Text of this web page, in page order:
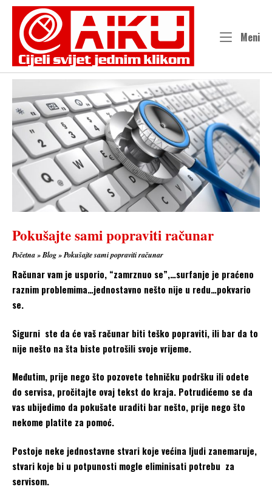
Skip
content
Meni
Pokušajte sami popraviti računar
Početna»Blog»Pokušajte sami popraviti računar
Računar vam je usporio, “zamrznuo se”,…surfanje je praćeno
raznim problemima…jednostavno nešto nije u redu…pokvario
se.
Sigurni ste da će vaš računar biti teško popraviti, ili bar da to
nije nešto na šta biste potrošili svoje vrijeme.
Međutim, prije nego što pozovete tehničku podršku ili odete
do servisa, pročitajte ovaj tekst do kraja. Potrudićemo se da
vas ubijedimo da pokušate uraditi bar nešto, prije nego što
nekome platite za pomoć.
Postoje neke jednostavne stvari koje većina ljudi zanemaruje,
stvari koje bi u potpunosti mogle eliminisati potrebu za
servisom.